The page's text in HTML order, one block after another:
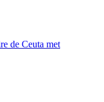
de Ceuta met